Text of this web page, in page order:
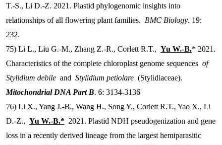
T.-S., Li D.-Z. 2021. Plastid phylogenomic insights into
relationships of all flowering plant families. BMC Biology. 19:
232.
75) Li L., Liu G.-M., Zhang Z.-R., Corlett R.T., Yu W.-B.* 2021.
Characteristics of the complete chloroplast genome sequences of
Stylidium debile and Stylidium petiolare (Stylidiaceae).
Mitochondrial DNA Part B. 6: 3134-3136
76) Li X., Yang J.-B., Wang H., Song Y., Corlett R.T., Yao X., Li
D.-Z., Yu W.-B.* 2021. Plastid NDH pseudogenization and gene
loss in a recently derived lineage from the largest hemiparasitic